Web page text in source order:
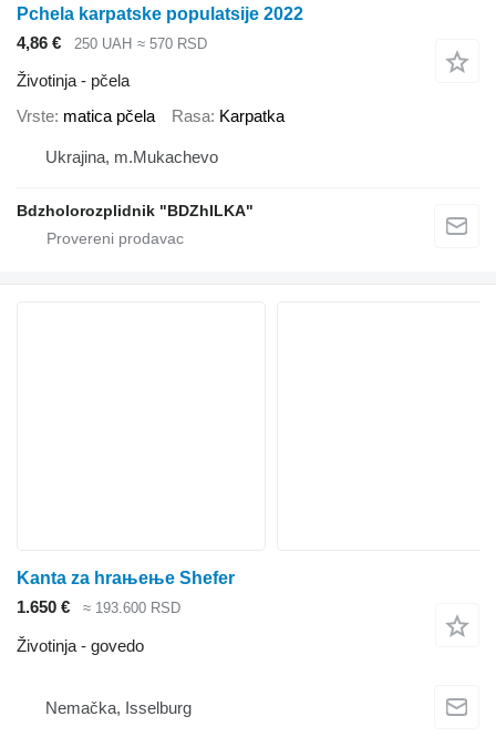
Pchela karpatske populatsiјe 2022
4,86 €
250 UAH ≈ 570 RSD
Životinja - pčela
Vrste matica pčela Rasa Karpatka
Ukrajina, m.Mukachevo
Bdzholorozplidnik "BDZhILKA"
Kanta za hraњeњe Shefer
1.650 €
≈ 193.600 RSD
Životinja - govedo
Nemačka, Isselburg